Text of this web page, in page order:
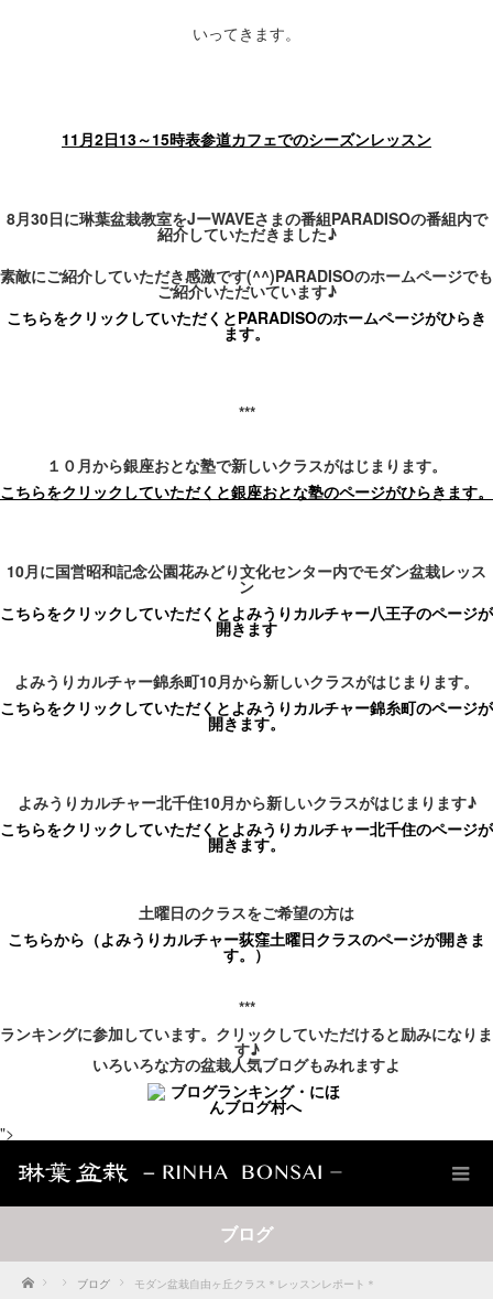
いってきます。
11月2日13～15時表参道カフェでのシーズンレッスン
8月30日に琳葉盆栽教室をJーWAVEさまの番組PARADISOの番組内で
紹介していただきました♪
素敵にご紹介していただき感激です(^^)PARADISOのホームページでも
ご紹介いただいています♪
こちらをクリックしていただくとPARADISOのホームページがひらき
ます。
***
１０月から銀座おとな塾で新しいクラスがはじまります。
こちらをクリックしていただくと銀座おとな塾のページがひらきます。
10月に国営昭和記念公園花みどり文化センター内でモダン盆栽レッス
ン
こちらをクリックしていただくとよみうりカルチャー八王子のページが
開きます
よみうりカルチャー錦糸町10月から新しいクラスがはじまります。
こちらをクリックしていただくとよみうりカルチャー錦糸町のページが
開きます。
よみうりカルチャー北千住10月から新しいクラスがはじまります♪
こちらをクリックしていただくとよみうりカルチャー北千住のページが
開きます。
土曜日のクラスをご希望の方は
こちらから（よみうりカルチャー荻窪土曜日クラスのページが開きま
す。）
***
ランキングに参加しています。クリックしていただけると励みになりま
す♪
いろいろな方の盆栽人気ブログもみれますよ
">
ブログ
Home ブログ モダン盆栽自由ヶ丘クラス＊レッスンレポート＊